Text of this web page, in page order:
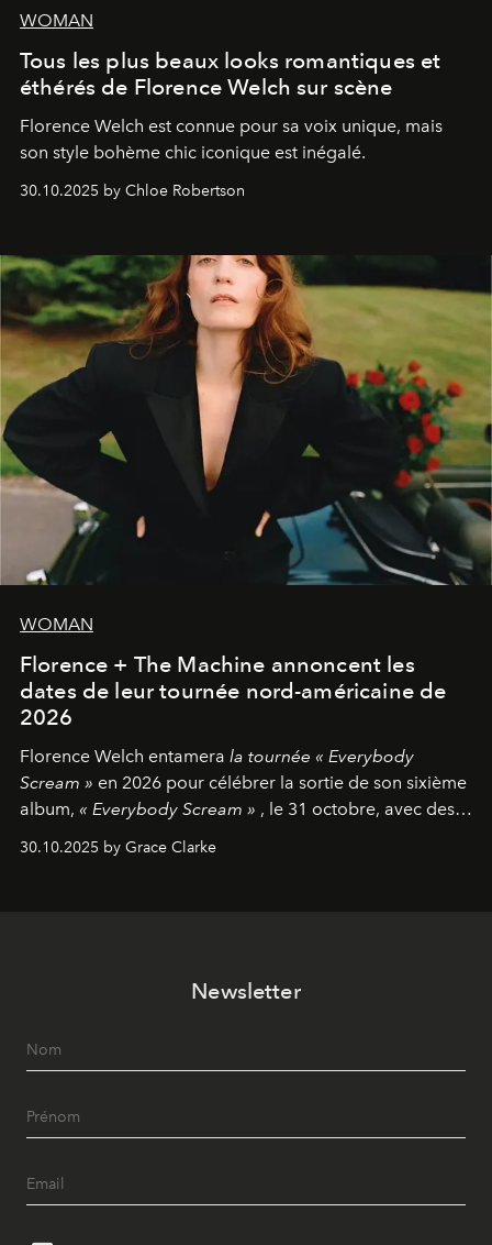
WOMAN
Tous les plus beaux looks romantiques et
éthérés de Florence Welch sur scène
Florence Welch est connue pour sa voix unique, mais
son style bohème chic iconique est inégalé.
30.10.2025 by Chloe Robertson
WOMAN
Florence + The Machine annoncent les
dates de leur tournée nord-américaine de
2026
Florence Welch entamera la tournée « Everybody
Scream » en 2026 pour célébrer la sortie de son sixième
album, « Everybody Scream » , le 31 octobre, avec des
30.10.2025 by Grace Clarke
Newsletter